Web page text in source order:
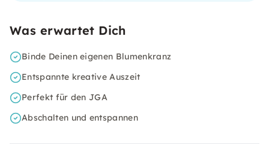
Was erwartet Dich
Binde Deinen eigenen Blumenkranz
Entspannte kreative Auszeit
Perfekt für den JGA
Abschalten und entspannen